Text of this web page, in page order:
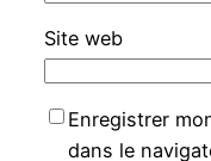
Site web
Enregistrer
dans le